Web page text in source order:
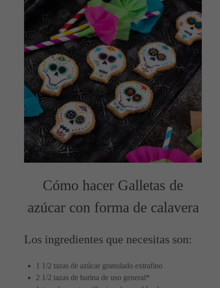
Cómo hacer Galletas de
azúcar con forma de calavera
Los ingredientes que necesitas son:
1 1/2 tazas de azúcar granulado extrafino
2 1/2 tazas de harina de uso general*